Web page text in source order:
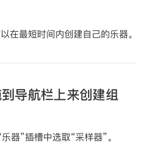
在最短时间内创建自己的乐器。
导航栏上来创建组
器”插槽中选取“采样器”。